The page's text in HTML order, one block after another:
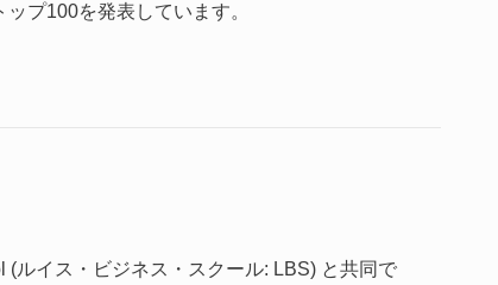
プ100を発表しています。
ルイス・ビジネス・スクール: LBS) と共同で